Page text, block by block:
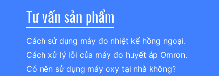
Tư vấn sản phẩm
Cách sử dụng máy đo nhiệt kế hồng ngoại.
Cách xử lý lỗi của máy đo huyết áp Omron.
Có nên sử dụng máy oxy tại nhà không?